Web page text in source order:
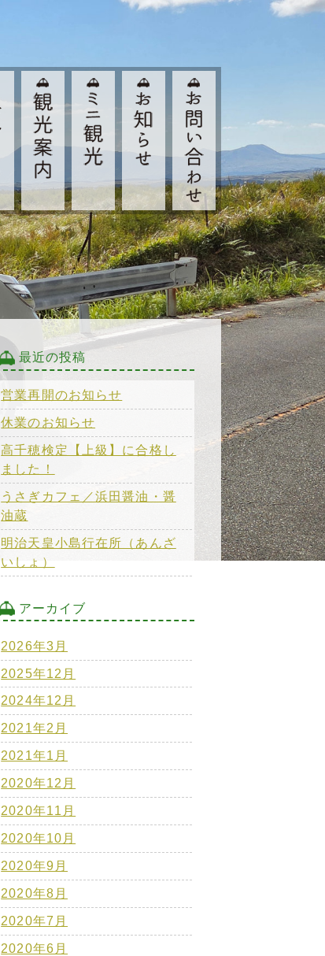
最近の投稿
営業再開のお知らせ
休業のお知らせ
高千穂検定【上級】に合格し
ました！
うさぎカフェ／浜田醤油・醤
油蔵
明治天皇小島行在所（あんざ
いしょ）
アーカイブ
2026年3月
2025年12月
2024年12月
2021年2月
2021年1月
2020年12月
2020年11月
2020年10月
2020年9月
2020年8月
2020年7月
2020年6月